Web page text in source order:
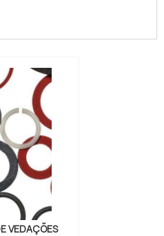
e
referência do
ALTA
pesquisar
para alta
na internet a
com alto
VEDAÇÕES